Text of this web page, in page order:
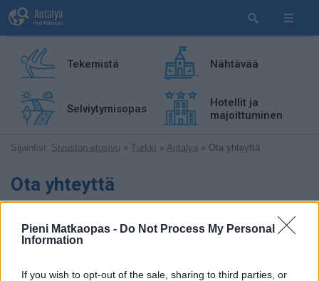
Pieni Matkaopas - Do Not Process My Personal
Information
If you wish to opt-out of the sale, sharing to third parties, or
Tekemistä Nähtävää
Selviytymisopas
Hotellit ja
majoittuminen
Sijaintisi: Sivuston etusivu » Turkki » Antalya » Ota yhteyttä
Ota yhteyttä
Otamme mielellämme vastaan palautetta: Risuja, ruusuja,
vinkkejä, omia matkakokemuksiasi, ehdotuksia, jne.
sähköpostia osoitteeseen: